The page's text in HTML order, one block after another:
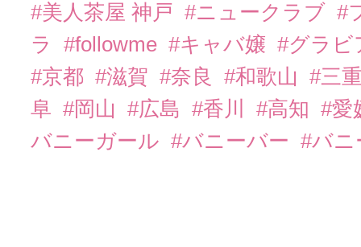
#美人茶屋 神戸 #ニュークラブ #
ラ
#followme #キャバ嬢 #グラ
#京都 #滋賀 #奈良 #和歌山
#三
阜 #岡山 #広島 #香川 #高知 #愛
バニーガール #バニーバー #バ